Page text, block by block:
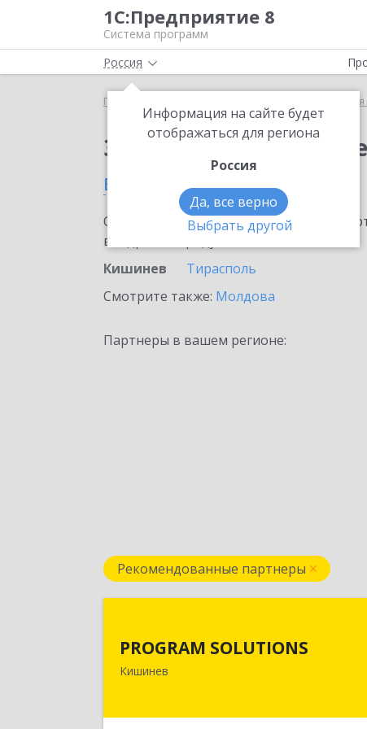
1С:Предприятие 8
Система программ
Россия
Информация на сайте будет
отображаться для региона
Россия
Да, все верно
Выбрать другой
Главная 1С:Бизнес-сеть.
Заказать 1С:Бизнес-
в Кишиневе
Ознакомьтесь с информационными
внедрение продукта.
Кишинев
Тирасполь
Смотрите также: Молдова
Партнеры в вашем регионе:
Рекомендованные партнеры
PROGRAM SOLUTIONS
Кишинев
Кишинев, ул. Н.Зелински 31, оф.44
Подробнее